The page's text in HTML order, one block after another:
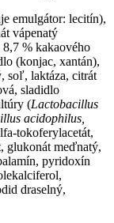
emulgátor: lecitín),
vápenatý
% kakaového
(konjac, xantán),
soľ, laktáza, citrát
sladidlo
(Lactobacillus
acidophilus,
tokoferylacetát,
glukonát meďnatý,
pyridoxín
draselný,